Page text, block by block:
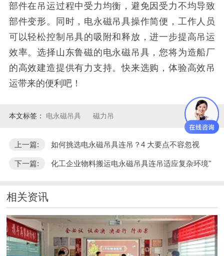
部件在吊运过程中受力均衡，避免因受力不均导致
部件变形。同时，电永磁吊具操作简便，工作人员
可以轻松控制吊具的吸附和释放，进一步提高吊运
效率。选择山东鲁磁的电永磁吊具，您将为造船厂
的高效建造提供有力支持。快来选购，体验高效吊
运带来的便利吧！
本文标签： 电永磁吊具 磁力吊
上一篇: 如何挑选电永磁吊具连吊？4 大要点不容忽视
下一篇: 化工企业物料搬运电永磁吊具连吊适应复杂环境"
相关资讯